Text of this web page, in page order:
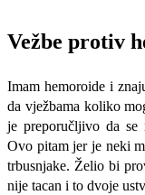
Vežbe protiv
Imam hemoroide i
da vježbama koliko
je preporučljivo da se
Ovo pitam jer je neki
trbusnjake. Želio bi
nije tacan i to dvoje